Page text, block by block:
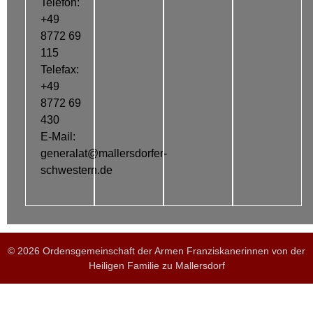
Telefon:
+49
8772 69
115
Telefax:
+49
8772 69
430
E-Mail:
generalat@mallersdorfer-
schwestern.de
© 2026 Ordensgemeinschaft der Armen Franziskanerinnen von der
Heiligen Familie zu Mallersdorf